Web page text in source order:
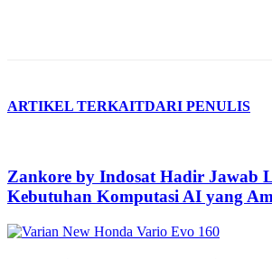
ARTIKEL TERKAITDARI PENULIS
Zankore by Indosat Hadir Jawab
Kebutuhan Komputasi AI yang